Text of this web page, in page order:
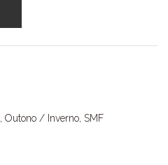
, Outono / Inverno, SMF